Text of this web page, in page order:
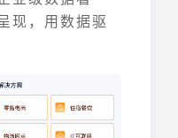
现，用数据驱